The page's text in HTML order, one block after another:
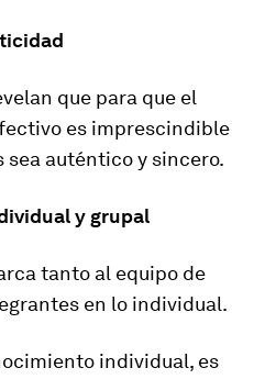
que para que el
es imprescindible
sea auténtico y sincero.
y grupal
tanto al equipo de
en lo individual.
individual, es